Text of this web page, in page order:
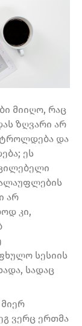
მიიღო, რაც
ზღვარი არ
და
ეს
არ
კი,
სესიის
სადაც
ვერც ერთმა